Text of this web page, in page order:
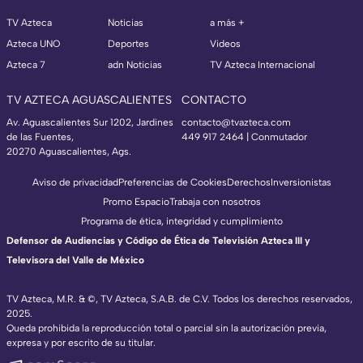
TV Azteca
Azteca UNO
Azteca 7
Noticias
Deportes
adn Noticias
a más +
Videos
TV Azteca Internacional
TV AZTECA AGUASCALIENTES
Av. Aguascalientes Sur 1202, Jardines
de las Fuentes,
20270 Aguascalientes, Ags.
CONTACTO
contacto@tvazteca.com
449 917 2464 | Conmutador
TV Azteca, M.R. & ©, TV Azteca, S.A.B. de C.V. Todos los derechos reservados,
2025.
Queda prohibida la reproducción total o parcial sin la autorización previa,
expresa y por escrito de su titular.
Aviso de privacidadPreferencias de CookiesDerechosInversionistas
Promo EspacioTrabaja con nosotros
Programa de ética, integridad y cumplimiento
Defensor de Audiencias y Código de Ética de Televisión Azteca III y
Televisora del Valle de México